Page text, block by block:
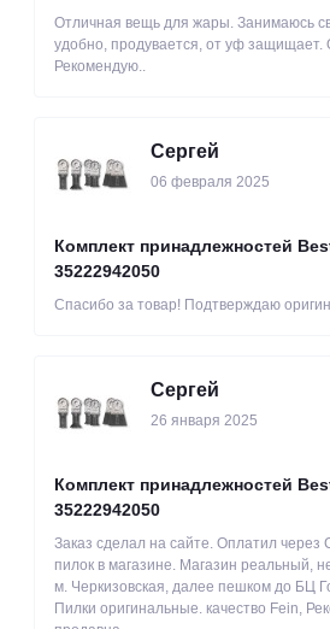
Отличная вещь для жары. Занимаюсь
удобно, продувается, от уф защищает.
Рекомендую..
Сергей
06 февраля 2025
Комплект принадлежностей
35222942050
Спасибо за товар! Подтверждаю
Сергей
26 января 2025
Комплект принадлежностей
35222942050
Заказ сделал на сайте. Оплатил
пилок в магазине. Магазин реальный,
м. Черкизовская, далее пешком до БЦ
Пилки оригинальные. качество Fein,